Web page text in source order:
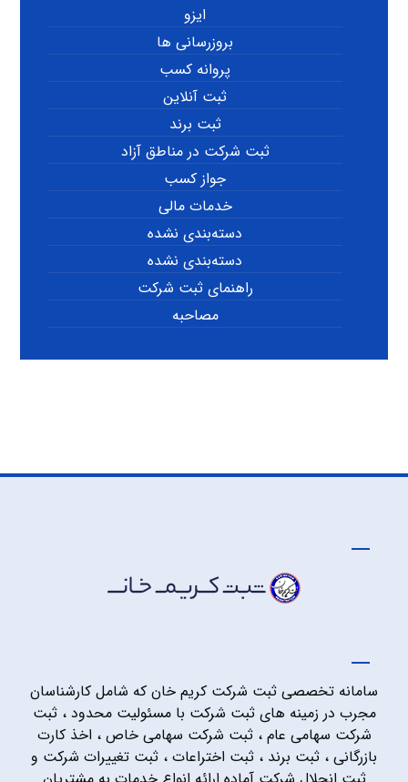
ایزو
بروزرسانی ها
پروانه کسب
ثبت آنلاین
ثبت برند
ثبت شرکت در مناطق آزاد
جواز کسب
خدمات مالی
دسته‌بندی نشده
دسته‌بندی نشده
راهنمای ثبت شرکت
مصاحبه
سامانه تخصصی ثبت شرکت کریم خان که شامل کارشناسان
مجرب در زمینه های ثبت شرکت با مسئولیت محدود ، ثبت
شرکت سهامی عام ، ثبت شرکت سهامی خاص ، اخذ کارت
بازرگانی ، ثبت برند ، ثبت اختراعات ، ثبت تغییرات شرکت و